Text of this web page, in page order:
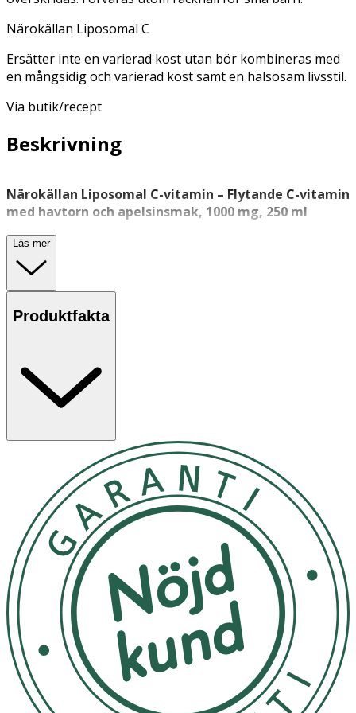
Närokällan Liposomal C
Ersätter inte en varierad kost utan bör kombineras med
en mångsidig och varierad kost samt en hälsosam livsstil.
Via butik/recept
Beskrivning
Närokällan Liposomal C-vitamin – Flytande C-vitamin
med havtorn och apelsinsmak, 1000 mg, 250 ml
Närokällan Liposomal C-vitamin är ett veganskt
kosttillskott i flytande form med smak av apelsin och
havtorn. Varje dos innehåller 1000 mg C-vitamin i
liposomal form.
C-vitamin bidrar till immunsystemets normala funktion,
Användning & Dosering
- Intas helst på fastande mage
- Skaka flaskan väl före användning
- Överskrid inte rekommenderad dos
- Kosttillskott bör inte ersätta en varierad kost och en
hälsosam livsstil
Förvaring
Förvaras i kylskåp efter öppnande, utom räckhåll för små
barn. Hållbar 8 veckor efter öppnande.
InnehållsdeklarationPer dos
Läs mer
Produktfakta